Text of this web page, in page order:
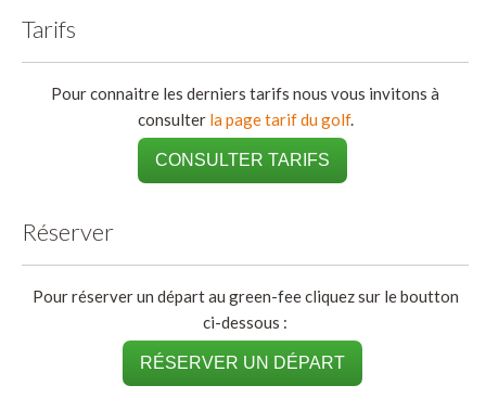
Tarifs
Pour connaitre les derniers tarifs nous vous invitons à
consulter la page tarif du golf.
CONSULTER TARIFS
Réserver
Pour réserver un départ au green-fee cliquez sur le boutton
ci-dessous :
RÉSERVER UN DÉPART